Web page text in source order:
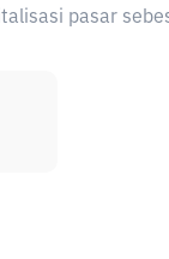
pasar